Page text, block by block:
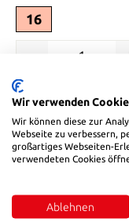
16
Product number:
Description Reviews
Product
Wir verwenden
Wir können diese zur
Webseite zu verbessern,
großartiges Webseiten-
verwendeten Cookies
Ablehnen